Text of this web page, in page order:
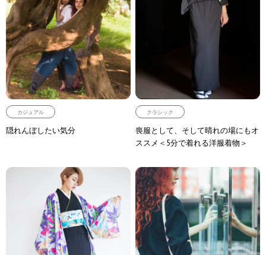
カジュアル
隠れんぼしたい気分
クラシック
喪服として、そして晴れの場にもオ
ススメ＜5分で着れる洋服着物＞